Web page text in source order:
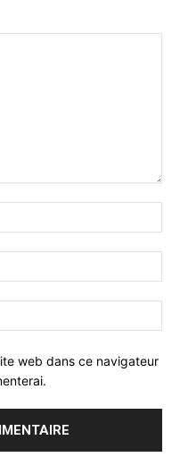
web dans ce navigateur